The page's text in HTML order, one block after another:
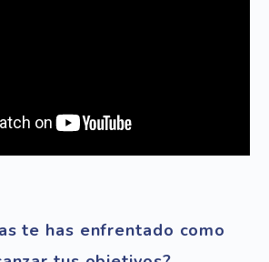
te has enfrentado como